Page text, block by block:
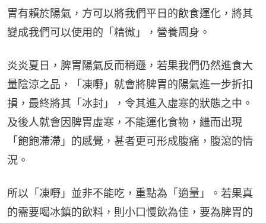
胃有賴於陽氣，方可以將我們平日的飲食運化，將其
變成我們可以使用的「精微」，營養周身。
炎炎夏日，脾胃陽氣反而稍遜，若果我們仍然進食大
量陰涼之品，「凍嘢」就會將脾胃的陽氣進一步折扣
損，最終將其「冰封」，令其進入虛寒的狀態之中。
及後人就會因脾胃虛寒，不能運化食物，繼而出現
「飽飽滯滯」的感覺，甚者更可形成腹痛，腹瀉的情
況。
所以「凍嘢」並非不能吃，重點為「適量」。若果真
的需要喝冰鎮的飲料，則小口慢飲為佳，要為脾胃的